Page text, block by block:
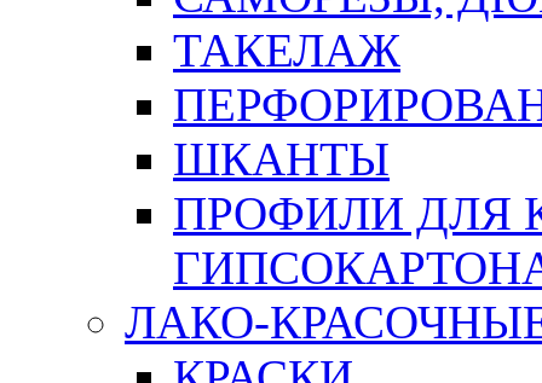
ТАКЕЛАЖ
ШКАНТЫ
ПРОФИЛИ ДЛЯ
ЛАКО-